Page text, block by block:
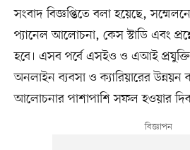
সংবাদ বিজ্ঞপ্তিতে বলা হয়েছে,
প্যানেল আলোচনা, কেস স্টাডি এবং
হবে। এসব পর্বে এসইও ও এআই
অনলাইন ব্যবসা ও ক্যারিয়ারের উন্নয়ন
আলোচনার পাশাপাশি সফল হওয়ার